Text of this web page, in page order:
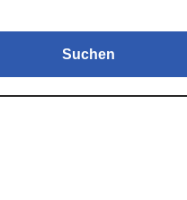
Suchen